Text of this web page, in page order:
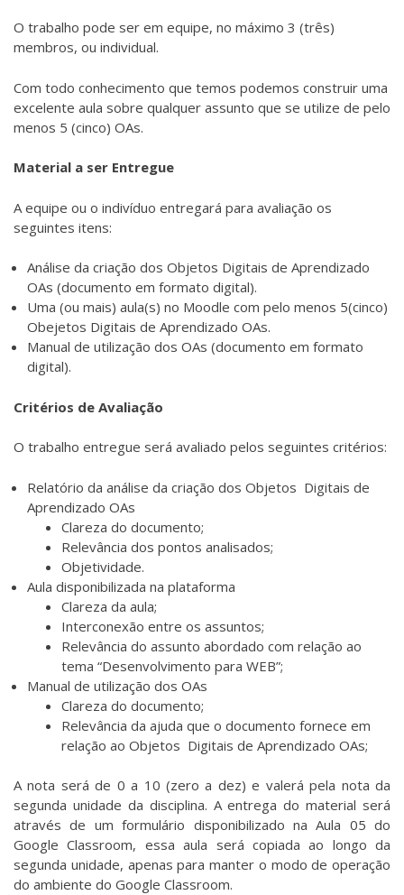
O trabalho pode ser em equipe, no máximo 3 (três)
membros, ou individual.
Com todo conhecimento que temos podemos construir uma
excelente aula sobre qualquer assunto que se utilize de pelo
menos 5 (cinco) OAs.
Material a ser Entregue
A equipe ou o indivíduo entregará para avaliação os
seguintes itens:
Análise da criação dos Objetos Digitais de Aprendizado
OAs (documento em formato digital).
Uma (ou mais) aula(s) no Moodle com pelo menos 5(cinco)
Obejetos Digitais de Aprendizado OAs.
Manual de utilização dos OAs (documento em formato
digital).
Critérios de Avaliação
O trabalho entregue será avaliado pelos seguintes critérios:
Relatório da análise da criação dos Objetos Digitais de
Aprendizado OAs
Clareza do documento;
Relevância dos pontos analisados;
Objetividade.
Aula disponibilizada na plataforma
Clareza da aula;
Interconexão entre os assuntos;
Relevância do assunto abordado com relação ao
tema “Desenvolvimento para WEB”;
Manual de utilização dos OAs
Clareza do documento;
Relevância da ajuda que o documento fornece em
relação ao Objetos Digitais de Aprendizado OAs;
A nota será de 0 a 10 (zero a dez) e valerá pela nota da
segunda unidade da disciplina. A entrega do material será
através de um formulário disponibilizado na Aula 05 do
Google Classroom, essa aula será copiada ao longo da
segunda unidade, apenas para manter o modo de operação
do ambiente do Google Classroom.